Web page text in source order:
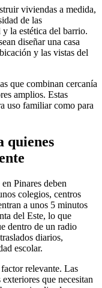
viviendas a medida,
de las
la estética del barrio.
diseñar una casa
y las vistas del
que combinan cercanía
amplios. Estas
uso familiar como para
quienes
Pinares deben
colegios, centros
a unos 5 minutos
del Este, lo que
dentro de un radio
diarios,
escolar.
relevante. Las
que necesitan